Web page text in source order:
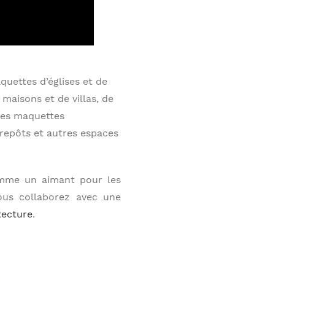
d’églises et de
et de villas, de
maquettes
et autres espaces
un aimant pour les
collaborez avec une
.